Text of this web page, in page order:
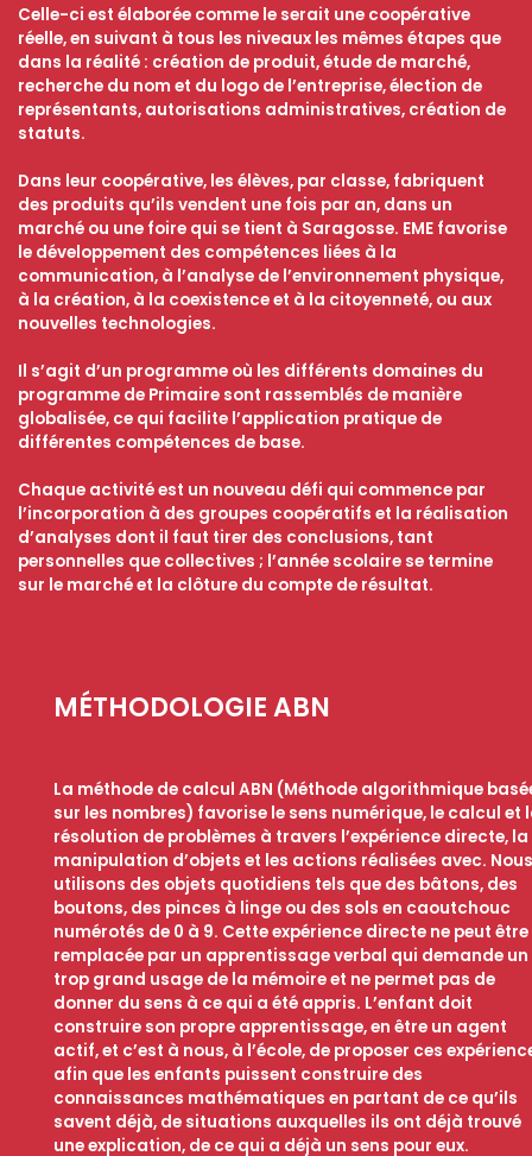
Celle-ci est élaborée comme le serait une coopérative
réelle, en suivant à tous les niveaux les mêmes étapes que
dans la réalité : création de produit, étude de marché,
recherche du nom et du logo de l’entreprise, élection de
représentants, autorisations administratives, création de
statuts.
Dans leur coopérative, les élèves, par classe, fabriquent
des produits qu’ils vendent une fois par an, dans un
marché ou une foire qui se tient à Saragosse. EME favorise
le développement des compétences liées à la
communication, à l’analyse de l’environnement physique,
à la création, à la coexistence et à la citoyenneté, ou aux
nouvelles technologies.
Il s’agit d’un programme où les différents domaines du
programme de Primaire sont rassemblés de manière
globalisée, ce qui facilite l’application pratique de
différentes compétences de base.
Chaque activité est un nouveau défi qui commence par
l’incorporation à des groupes coopératifs et la réalisation
d’analyses dont il faut tirer des conclusions, tant
personnelles que collectives ; l’année scolaire se termine
sur le marché et la clôture du compte de résultat.
MÉTHODOLOGIE ABN
La méthode de calcul ABN (Méthode algorithmique
sur les nombres) favorise le sens numérique, le calcul et
résolution de problèmes à travers l’expérience directe, la
manipulation d’objets et les actions réalisées avec. Nous
utilisons des objets quotidiens tels que des bâtons, des
boutons, des pinces à linge ou des sols en caoutchouc
numérotés de 0 à 9. Cette expérience directe ne peut être
remplacée par un apprentissage verbal qui demande un
trop grand usage de la mémoire et ne permet pas de
donner du sens à ce qui a été appris. L’enfant doit
construire son propre apprentissage, en être un agent
actif, et c’est à nous, à l’école, de proposer ces
afin que les enfants puissent construire des
connaissances mathématiques en partant de ce qu’ils
savent déjà, de situations auxquelles ils ont déjà trouvé
une explication, de ce qui a déjà un sens pour eux.